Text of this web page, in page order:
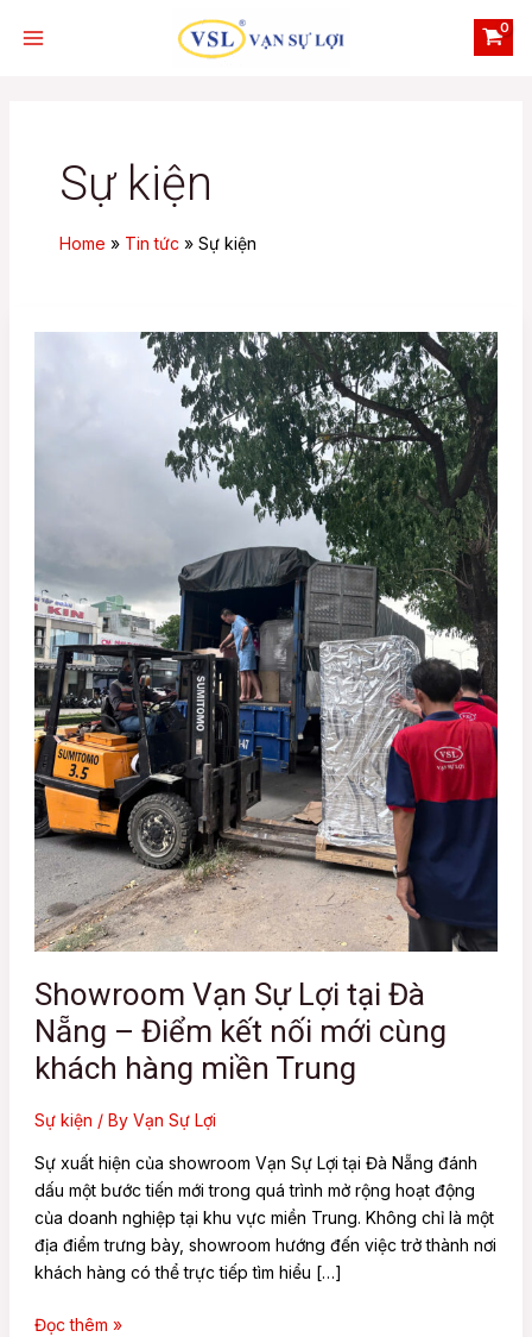
Sự kiện
Home Tin tức Sự kiện
Showroom Vạn Sự Lợi tại Đà
Nẵng – Điểm kết nối mới cùng
khách hàng miền Trung
Sự kiện / By Vạn Sự Lợi
Sự xuất hiện của showroom Vạn Sự Lợi tại Đà Nẵng đánh
dấu một bước tiến mới trong quá trình mở rộng hoạt động
của doanh nghiệp tại khu vực miền Trung. Không chỉ là một
địa điểm trưng bày, showroom hướng đến việc trở thành nơi
khách hàng có thể trực tiếp tìm hiểu […]
kết
nối
mới
cùng
khách
hàng
miền
Trung
Đọc thêm »
pagination